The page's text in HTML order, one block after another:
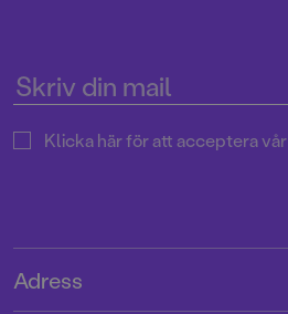
Klicka här för att acceptera vår
Adress